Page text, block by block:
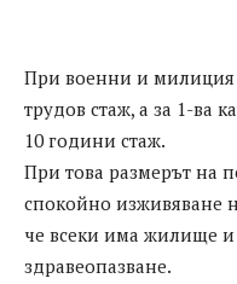
При военни и милиция
трудов стаж, а за 1-ва
10 години стаж.
При това размерът на
спокойно изживяване
че всеки има жилище и
здравеопазване.